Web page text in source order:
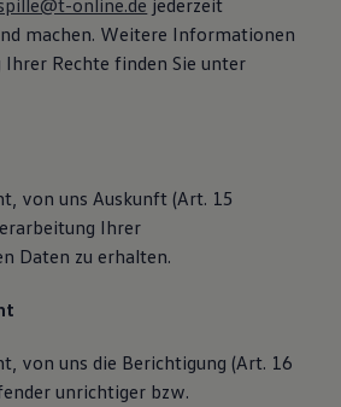
online.de jederzeit
machen. Weitere Informationen
Rechte finden Sie unter
von uns Auskunft (Art. 15
Ihrer
Daten zu erhalten.
von uns die Berichtigung (Art. 16
unrichtiger bzw.